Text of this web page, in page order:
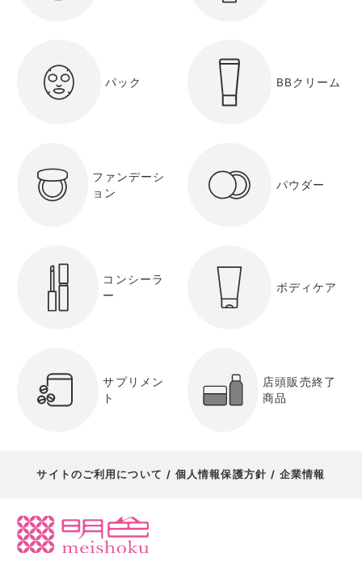
パック BBクリーム
ファンデーシ
ョン
パウダー
コンシーラ
ー
ボディケア
サプリメン
ト
店頭販売終了
商品
サイトのご利用について 個人情報保護方針 企業情報